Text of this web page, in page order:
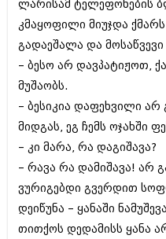
კულინარია
ავტორჩევები
ბელადები
ბიზნესსიახლეები
გვარები
თემიდას სასწორი
იუმორი
კალეიდოსკოპი
ბიზნესსიახლეები
გვარები
თემიდას სასწორი
იუმორი
კალეიდოსკოპი
ჰოროსკოპი და
კრიმინალი
რომანი და დეტექტივი
ლარისამ ტელეფონების
კმაყოფილი მიუჯდა
გადაეშალა და
– ბესო არ დავპატიჟოთ,
მუშაობს.
– ბესიკია დაფეხვილი არ
მიდგას, ეგ ჩემს ოჯახში
– კი მარა, რა დაგიშავა?
– რავა რა დამიშავა! არ
ვურიგებდი გვერდით
დეიწუნა – ყანაში
თითქოს დედამისს ყანა